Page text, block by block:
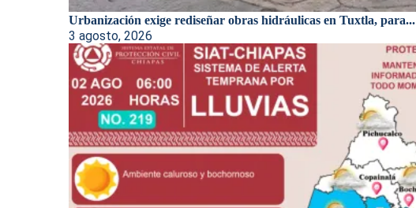
Urbanización exige rediseñar obras hidráulicas en Tuxtla, para...
3 agosto, 2026